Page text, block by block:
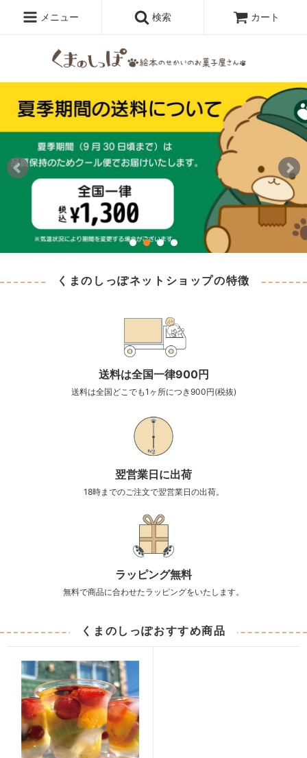
メニュー 検索 カート
くまのしっぽネットショップの特徴
送料は全国一律900円
送料は全国どこでも1ヶ所につき900円(税抜)
翌営業日に出荷
18時までのご注文で翌営業日の出荷。
ラッピング無料
無料で商品に合わせたラッピングをいたします。
くまのしっぽおすすめ商品